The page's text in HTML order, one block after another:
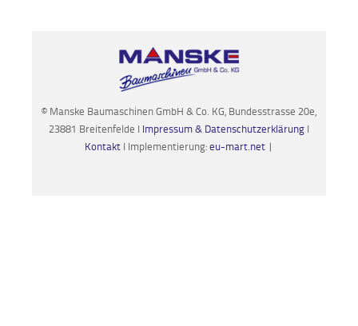
© Manske Baumaschinen GmbH & Co. KG, Bundesstrasse 20e,
23881 Breitenfelde I Impressum & Datenschutzerklärung I
Kontakt I Implementierung:eu-mart.net |